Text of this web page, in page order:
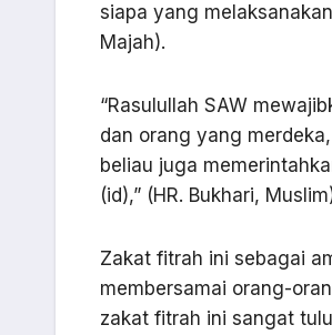
siapa yang
Majah).
“Rasulullah SAW
dan orang yang
beliau juga
(id),” (HR. Bukhari,
Zakat fitrah ini sebagai
membersamai orang-
zakat fitrah ini sangat